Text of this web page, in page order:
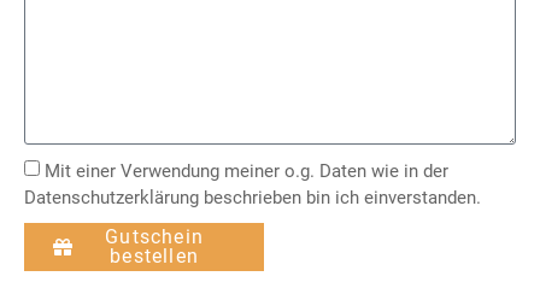
Mit einer Verwendung meiner o.g. Daten wie in der
Datenschutzerklärung beschrieben bin ich einverstanden.
Gutschein
bestellen